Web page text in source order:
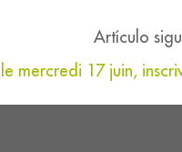
Artículo
mercredi 17 juin,